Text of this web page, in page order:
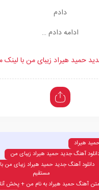
دادم
ادامه دادم …
حمید هیراد زیبای من با لینک
هیراد
آهنگ جدید حمید هیراد زیبای من
دانلود آهنگ جدید حمید هیراد زیبای من
مستقیم
متن آهنگ حمید هیراد به نام من + پخش